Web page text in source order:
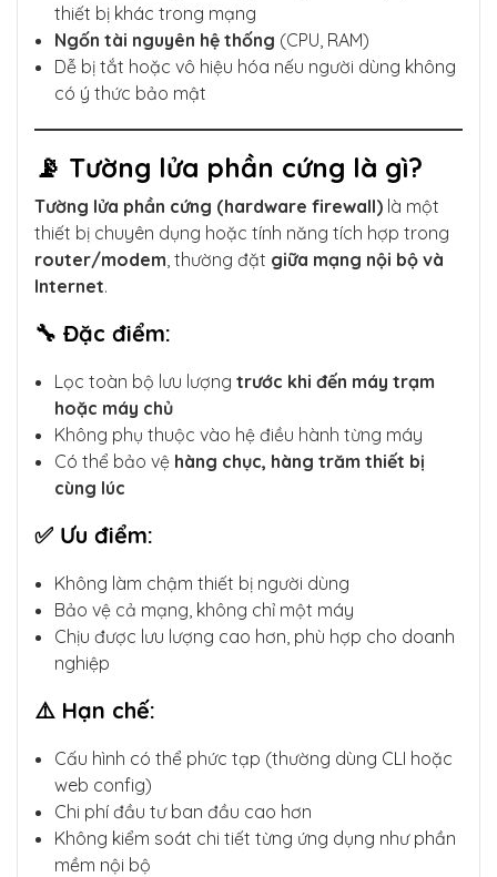
thiết bị khác trong mạng
Ngốn tài nguyên hệ thống (CPU, RAM)
Dễ bị tắt hoặc vô hiệu hóa nếu người dùng không
có ý thức bảo mật
📡 Tường lửa phần cứng là gì?
Tường lửa phần cứng (hardware firewall) là một
thiết bị chuyên dụng hoặc tính năng tích hợp trong
router/modem , thường đặt giữa mạng nội bộ và
Internet.
🔧 Đặc điểm:
Lọc toàn bộ lưu lượng trước khi đến máy trạm
hoặc máy chủ
Không phụ thuộc vào hệ điều hành từng máy
Có thể bảo vệ hàng chục, hàng trăm thiết bị
cùng lúc
✅ Ưu điểm:
Không làm chậm thiết bị người dùng
Bảo vệ cả mạng, không chỉ một máy
Chịu được lưu lượng cao hơn, phù hợp cho doanh
nghiệp
⚠️ Hạn chế:
Cấu hình có thể phức tạp (thường dùng CLI hoặc
web config)
Chi phí đầu tư ban đầu cao hơn
Không kiểm soát chi tiết từng ứng dụng như phần
mềm nội bộ